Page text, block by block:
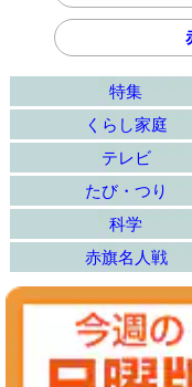
特集
くらし家庭
テレビ
たび・つり
科学
赤旗名人戦